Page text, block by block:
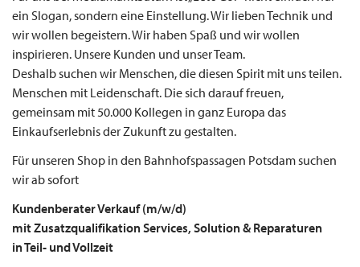
ein Slogan, sondern eine Einstellung. Wir lieben Technik und
wir wollen begeistern. Wir haben Spaß und wir wollen
inspirieren. Unsere Kunden und unser Team.
Deshalb suchen wir Menschen, die diesen Spirit mit uns teilen.
Menschen mit Leidenschaft. Die sich darauf freuen,
gemeinsam mit 50.000 Kollegen in ganz Europa das
Einkaufserlebnis der Zukunft zu gestalten.
Für unseren Shop in den Bahnhofspassagen Potsdam suchen
wir ab sofort
Kundenberater Verkauf (m/w/d)
mit Zusatzqualifikation Services, Solution & Reparaturen
in Teil- und Vollzeit